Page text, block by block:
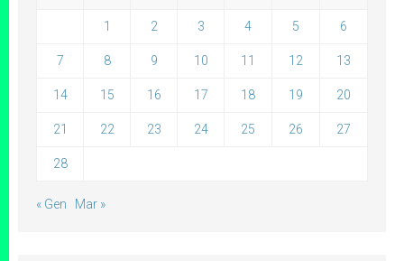
1 2 3 4 5 6
7 8 9 10 11 12 13
14 15 16 17 18 19 20
21 22 23 24 25 26 27
28
« Gen Mar »